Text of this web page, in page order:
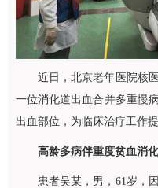
近日，北京老年医院核
一位消化道出血合并多重慢
出血部位，为临床治疗工作
高龄多病伴重度贫血消
患者吴某，男，61岁，